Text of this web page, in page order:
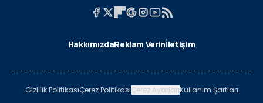
HakkımızdaReklam Verinİletişim
Gizlilik PolitikasıÇerez PolitikasıÇerez AyarlarıKullanım Şartları